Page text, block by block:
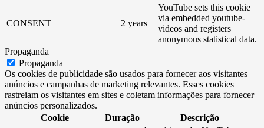
CONSENT 2 years
YouTube sets this cookie
via embedded youtube-
videos and registers
anonymous statistical data.
Propaganda
Propaganda
Os cookies de publicidade são usados ​​para fornecer aos visitantes
anúncios e campanhas de marketing relevantes. Esses cookies
rastreiam os visitantes em sites e coletam informações para fornecer
anúncios personalizados.
Cookie
Duração Descrição